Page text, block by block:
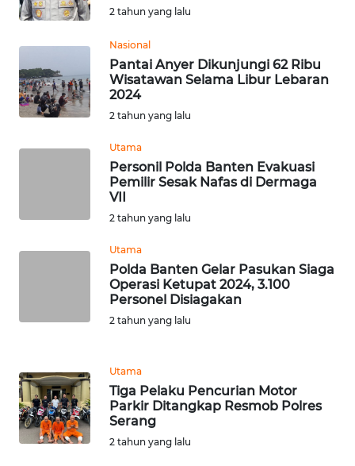
2 tahun yang lalu
Nasional
Pantai Anyer Dikunjungi 62 Ribu
Wisatawan Selama Libur Lebaran
2024
2 tahun yang lalu
Utama
Personil Polda Banten Evakuasi
Pemilir Sesak Nafas di Dermaga
VII
2 tahun yang lalu
Utama
Polda Banten Gelar Pasukan Siaga
Operasi Ketupat 2024, 3.100
Personel Disiagakan
2 tahun yang lalu
Utama
Tiga Pelaku Pencurian Motor
Parkir Ditangkap Resmob Polres
Serang
2 tahun yang lalu
LAMPUNG
WN
JATENG
WN
JOGJA
WN
WN
KALBAR
WN